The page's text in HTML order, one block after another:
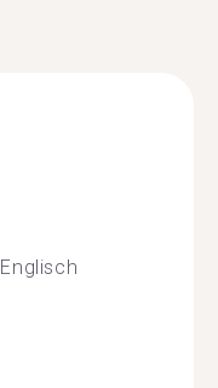
Englisch